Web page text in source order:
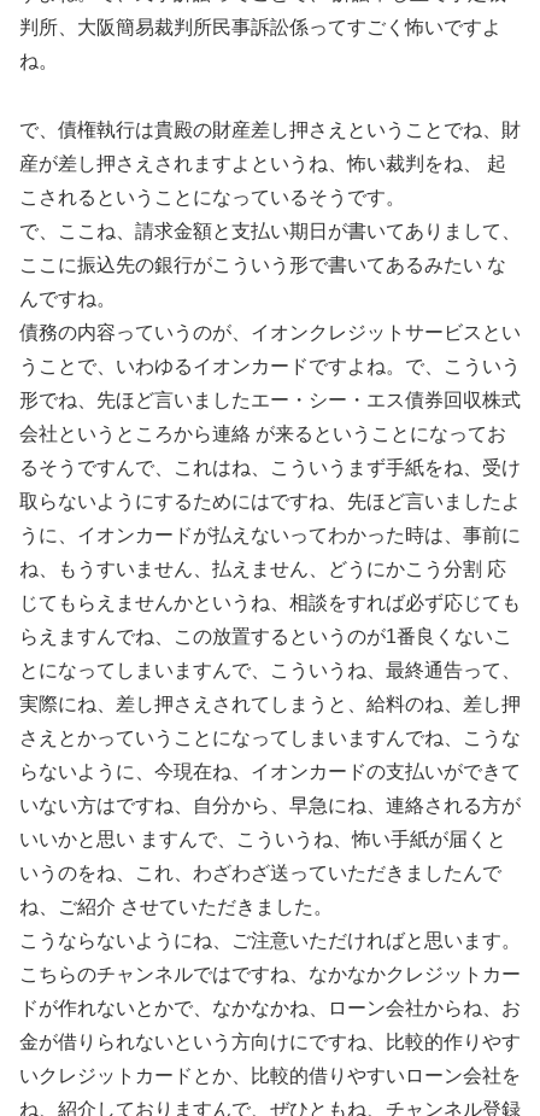
判所、大阪簡易裁判所民事訴訟係ってすごく怖いですよ
ね。
で、債権執行は貴殿の財産差し押さえということでね、財
産が差し押さえされますよというね、怖い裁判をね、 起
こされるということになっているそうです。
で、ここね、請求金額と支払い期日が書いてありまして、
ここに振込先の銀行がこういう形で書いてあるみたい な
んですね。
債務の内容っていうのが、イオンクレジットサービスとい
うことで、いわゆるイオンカードですよね。で、こういう
形でね、先ほど言いましたエー・シー・エス債券回収株式
会社というところから連絡 が来るということになってお
るそうですんで、これはね、こういうまず手紙をね、受け
取らないようにするためにはですね、先ほど言いましたよ
うに、イオンカードが払えないってわかった時は、事前に
ね、もうすいません、払えません、どうにかこう分割 応
じてもらえませんかというね、相談をすれば必ず応じても
らえますんでね、この放置するというのが1番良くないこ
とになってしまいますんで、こういうね、最終通告って、
実際にね、差し押さえされてしまうと、給料のね、差し押
さえとかっていうことになってしまいますんでね、こうな
らないように、今現在ね、イオンカードの支払いができて
いない方はですね、自分から、早急にね、連絡される方が
いいかと思い ますんで、こういうね、怖い手紙が届くと
いうのをね、これ、わざわざ送っていただきましたんで
ね、ご紹介 させていただきました。
こうならないようにね、ご注意いただければと思います。
こちらのチャンネルではですね、なかなかクレジットカー
ドが作れないとかで、なかなかね、ローン会社からね、お
金が借りられないという方向けにですね、比較的作りやす
いクレジットカードとか、比較的借りやすいローン会社を
ね、紹介しておりますんで、ぜひともね、チャンネル登録